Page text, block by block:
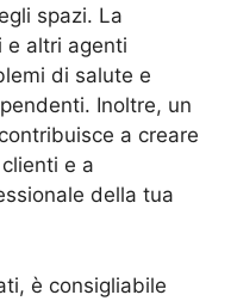
spazi. La
e altri agenti
di salute e
Inoltre, un
a creare
e a
della tua
è consigliabile